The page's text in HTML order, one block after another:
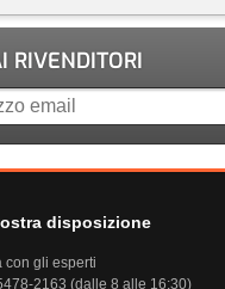
RIVENDITORI
disposizione
con gli esperti
2163 (dalle 8 alle 16:30)